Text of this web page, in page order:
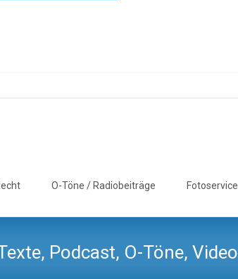
O-Töne / Radiobeiträge Fotoservice
Podcast, O-Töne, Video